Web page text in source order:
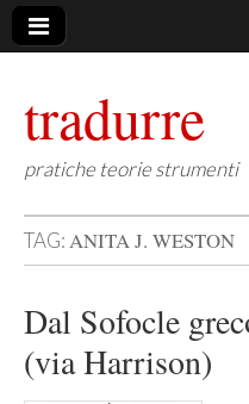
tradurre
pratiche teorie strumenti
TAG:ANITA J. WESTON
Dal Sofocle
(via Harrison)